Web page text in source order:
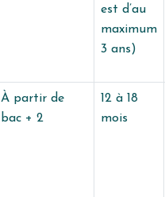
est d’au
maximum
3 ans)
À partir de
bac + 2
12 à 18
mois